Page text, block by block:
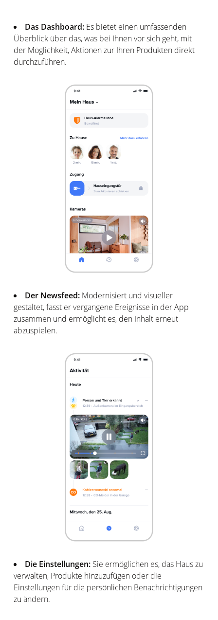
Das Dashboard: Es bietet einen umfassenden
Überblick über das, was bei Ihnen vor sich geht, mit
der Möglichkeit, Aktionen zur Ihren Produkten direkt
durchzuführen.
Der Newsfeed: Modernisiert und visueller
gestaltet, fasst er vergangene Ereignisse in der App
zusammen und ermöglicht es, den Inhalt erneut
abzuspielen.
Die Einstellungen: Sie ermöglichen es, das Haus zu
verwalten, Produkte hinzuzufügen oder die
Einstellungen für die persönlichen Benachrichtigungen
zu ändern.